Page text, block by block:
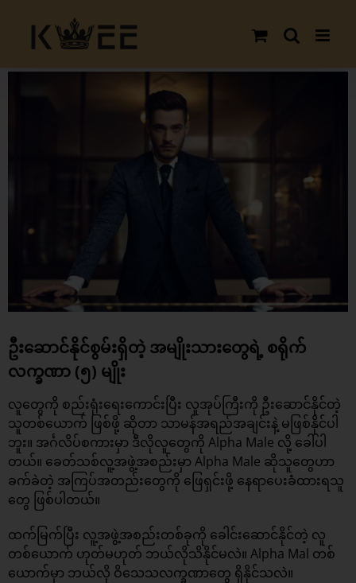
content
ဦးဆောင်နိုင်စွမ်းရှိတဲ့ အမျိုးသားတွေရဲ့ စရိုက်
လက္ခဏာ (၅) မျိုး
လူတွေကို စည်းရုံးရေးကောင်းပြီး လူအုပ်ကြီးကို ဦးဆောင်နိုင်တဲ့
သူတစ်ယောက် ဖြစ်ဖို့ ဆိုတာ သာမန်အရည်အချင်းနဲ့ မဖြစ်နိုင်ပါ
ဘူး။ အင်္ဂလိပ်စကားမှာ ဒီလိုလူတွေကို Alpha Male လို့ ခေါ်ပါ
တယ်။ ခေတ်သစ်လူ့အဖွဲ့အစည်းမှာ Alpha Male ဆိုသူတွေဟာ
ခက်ခဲတဲ့ အကြပ်အတည်းတွေကို ဖြေရှင်းဖို့ နေရာပေးခံထားရသူ
တွေ ဖြစ်ပါတယ်။
ထက်မြက်ပြီး လူ့အဖွဲ့အစည်းတစ်ခုကို ခေါင်းဆောင်နိုင်တဲ့ လူ
တစ်ယောက် ဟုတ်မဟုတ် ဘယ်လိုသိနိုင်မလဲ။ Alpha Mal တစ်
ယောက်မှာ ဘယ်လို ဝိသေသလက္ခဏာတွေ ရှိနိုင်သလဲ။